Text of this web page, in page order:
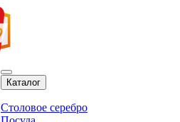
Каталог
Столовое серебро